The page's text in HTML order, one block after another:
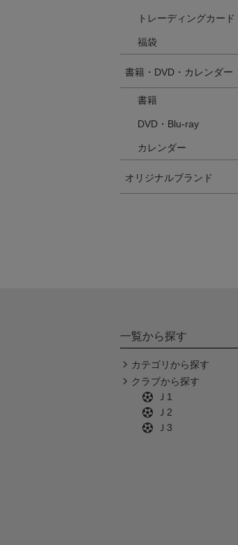
トレーディングカード
福袋
書籍・DVD・カレンダー
書籍
DVD・Blu-ray
カレンダー
オリジナルブランド
一覧から探す
カテゴリから探す
クラブから探す
Ｊ1
Ｊ2
Ｊ3